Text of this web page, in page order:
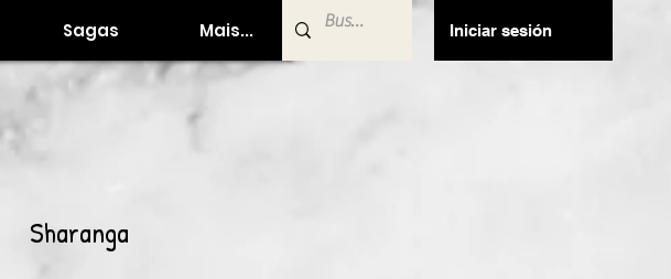
Sagas Mais... Iniciar sesión
Sharanga